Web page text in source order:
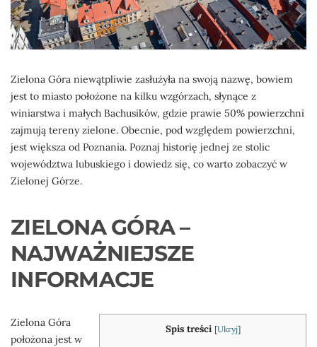
Zielona Góra niewątpliwie zasłużyła na swoją nazwę, bowiem
jest to miasto położone na kilku wzgórzach, słynące z
winiarstwa i małych Bachusików, gdzie prawie 50% powierzchni
zajmują tereny zielone. Obecnie, pod względem powierzchni,
jest większa od Poznania. Poznaj historię jednej ze stolic
województwa lubuskiego i dowiedz się, co warto zobaczyć w
Zielonej Górze.
ZIELONA GÓRA –
NAJWAŻNIEJSZE
INFORMACJE
Spis treści [Ukryj]
Zielona Góra
położona jest w